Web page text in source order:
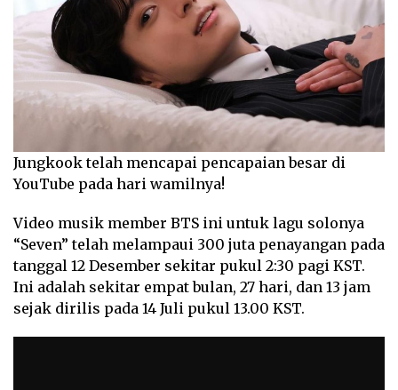
Jungkook telah mencapai pencapaian besar di
YouTube pada hari wamilnya!
Video musik member BTS ini untuk lagu solonya
“Seven” telah melampaui 300 juta penayangan pada
tanggal 12 Desember sekitar pukul 2:30 pagi KST.
Ini adalah sekitar empat bulan, 27 hari, dan 13 jam
sejak dirilis pada 14 Juli pukul 13.00 KST.